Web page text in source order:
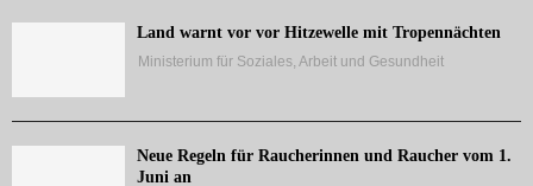
Land warnt vor vor Hitzewelle mit Tropennächten
Ministerium für Soziales, Arbeit und Gesundheit
Neue Regeln für Raucherinnen und Raucher vom 1.
Juni an